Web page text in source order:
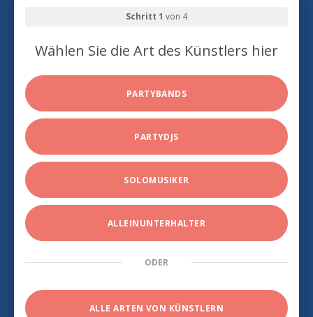
Schritt 1 von 4
Wählen Sie die Art des Künstlers hier
PARTYBANDS
PARTYDJS
SOLOMUSIKER
ALLEINUNTERHALTER
ODER
ALLE ARTEN VON KÜNSTLERN